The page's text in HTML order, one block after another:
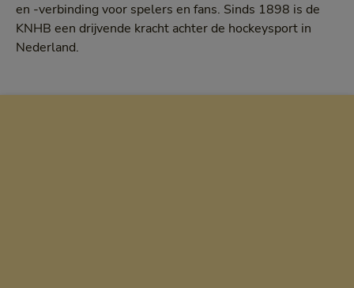
en -verbinding voor spelers en fans. Sinds 1898 is de
KNHB een drijvende kracht achter de hockeysport in
Nederland.